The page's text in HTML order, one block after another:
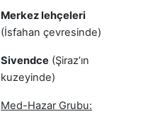
Merkez lehçeleri
(İsfahan çevresinde)
Sivendce (Şiraz’ın
kuzeyinde)
Med-Hazar Grubu: